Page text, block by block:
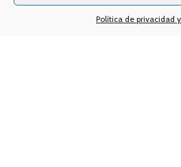
Política de privacidad